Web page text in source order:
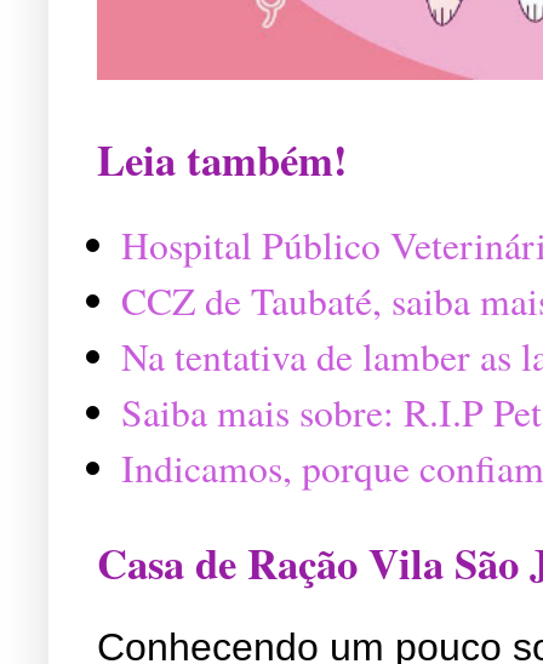
Leia também!
Hospital Público
CCZ de Taubaté, saiba
Na tentativa de lamber as
Saiba mais sobre: R.I.P
Indicamos, porque
Casa de Ração Vila São
Conhecendo um pouco